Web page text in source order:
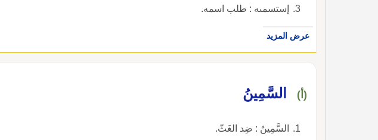
إستسمىه : طلب اسمه.
عرض المزيد
(أ) السَّمِينُ
السَّمِينُ : ضِد الغَثّ.